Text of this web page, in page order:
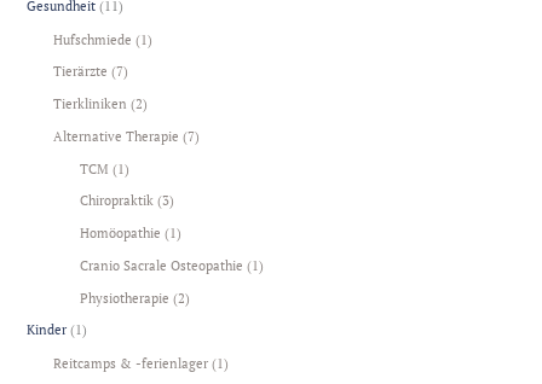
Gesundheit (11)
Hufschmiede (1)
Tierärzte (7)
Tierkliniken (2)
Alternative Therapie (7)
TCM (1)
Chiropraktik (3)
Homöopathie (1)
Cranio Sacrale Osteopathie (1)
Physiotherapie (2)
Kinder (1)
Reitcamps & -ferienlager (1)